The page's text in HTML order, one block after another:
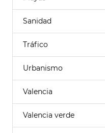
Sanidad
Tráfico
Urbanismo
Valencia
Valencia verde